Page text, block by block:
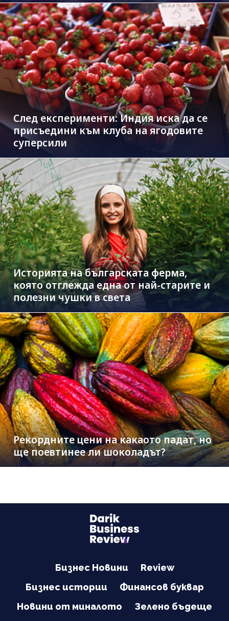
След експерименти: Индия иска да се
присъедини към клубa на ягодовите
суперсили
Историята на българската ферма,
която отглежда една от най-старите и
полезни чушки в света
Рекордните цени на какаото падат, но
ще поевтинее ли шоколадът?
Бизнес Новини
Review
Бизнес истории
Финансов буквар
Новини от миналото
Зелено бъдеще